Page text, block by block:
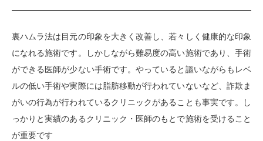
裏ハムラ法は目元の印象を大きく改善し、若々しく健康的な印象
になれる施術です。しかしながら難易度の高い施術であり、手術
ができる医師が少ない手術です。やっていると謳いながらもレベ
ルの低い手術や実際には脂肪移動が行われていないなど、詐欺ま
がいの行為が行われているクリニックがあることも事実です。し
っかりと実績のあるクリニック・医師のもとで施術を受けること
が重要です